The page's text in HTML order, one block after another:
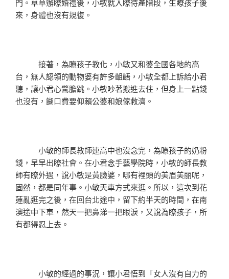
門。草草辦瞭婚禮後，小敏就入瞭待產階段，生瞭孩子後
來，身體也沒有規復。
接著，為瞭孩子教化，小敏又和婆全國各地的高
台，無人認領的動物婆有許多齟齬，小敏全都上訴給小君
聽，讓小君心驚膽跳。小敏吵著搬進去住，但身上一點錢
也沒有，餬口費要仰賴公婆和娘傢救濟。
小敏的師長教師連高中也沒念完，為瞭孩子的奶粉
錢，早早出瞭社會。在小君念手藝學院時，小敏的師長教
師有瞭外遇，說小敏是黃臉婆，哪有裡頭的美眉美丽呢，
固然，都是同年事。小敏天車方式來逛。所以，這次到花
蓮亂逛完之後，在回台北途中，留下約半天的時間，在南
澳途中下車，然天一把鼻涕一把眼淚，又說為瞭孩子，所
有都得忍上去。
小敏的經過的事況，讓小君悟到「女人沒有自力的